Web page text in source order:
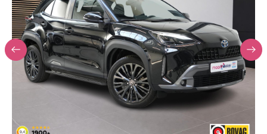
Werkplaats
Reiniging & herstel
Contact
Vacatures
Over ons